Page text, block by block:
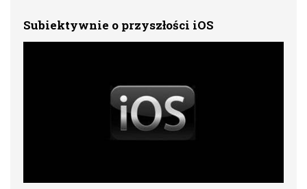
Subiektywnie o przyszłości iOS